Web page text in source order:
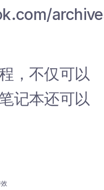
，不仅可以
记本还可以